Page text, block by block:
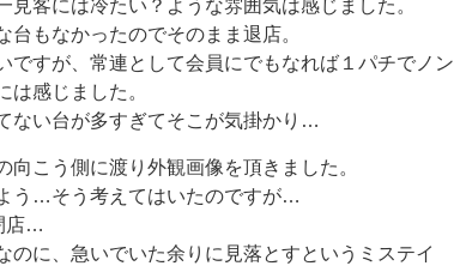
客には冷たい？ような雰囲気は感じました。
もなかったのでそのまま退店。
ですが、常連として会員にでもなれば１パチでノン
感じました。
ない台が多すぎてそこが気掛かり…
こう側に渡り外観画像を頂きました。
う…そう考えてはいたのですが…
店…
のに、急いでいた余りに見落とすというミステイ